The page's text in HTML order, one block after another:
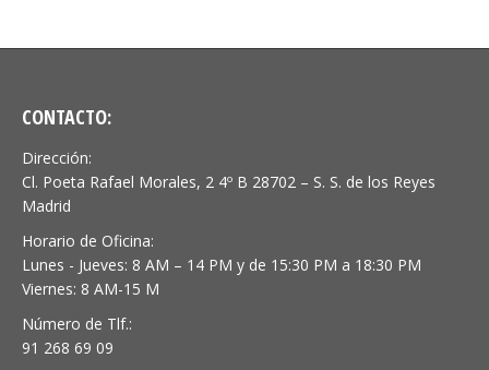
CONTACTO:
Dirección:
Cl. Poeta Rafael Morales, 2 4º B 28702 – S. S. de los Reyes
Madrid
Horario de Oficina:
Lunes - Jueves: 8 AM – 14 PM y de 15:30 PM a 18:30 PM
Viernes: 8 AM-15 M
Número de Tlf.:
91 268 69 09